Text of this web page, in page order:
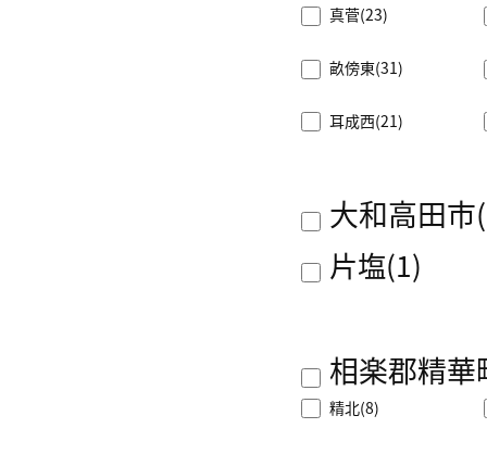
真菅(23)
畝傍東(31)
耳成西(21)
大和高田市
片塩(1)
相楽郡精華
精北(8)